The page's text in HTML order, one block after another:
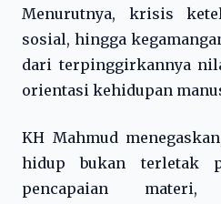
Menurutnya, krisis
sosial, hingga
dari terpinggirkannya
orientasi kehidupan
KH Mahmud
hidup bukan terletak
pencapaian